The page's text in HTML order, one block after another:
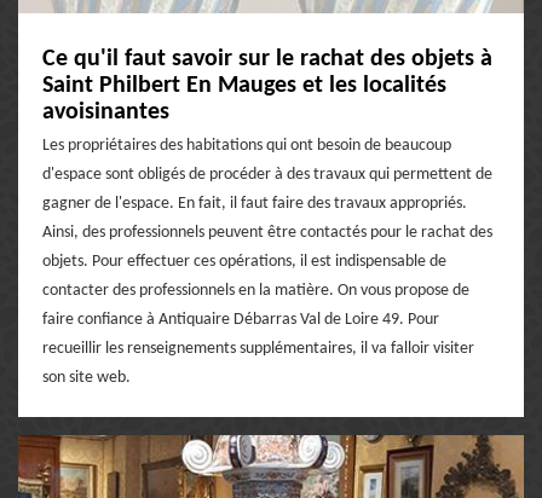
Ce qu'il faut savoir sur le rachat des objets à
Saint Philbert En Mauges et les localités
avoisinantes
Les propriétaires des habitations qui ont besoin de beaucoup
d'espace sont obligés de procéder à des travaux qui permettent de
gagner de l'espace. En fait, il faut faire des travaux appropriés.
Ainsi, des professionnels peuvent être contactés pour le rachat des
objets. Pour effectuer ces opérations, il est indispensable de
contacter des professionnels en la matière. On vous propose de
faire confiance à Antiquaire Débarras Val de Loire 49. Pour
recueillir les renseignements supplémentaires, il va falloir visiter
son site web.